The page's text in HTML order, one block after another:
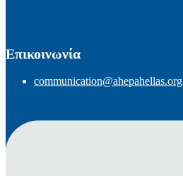
Επικοινωνία
communication@ahepahellas.org